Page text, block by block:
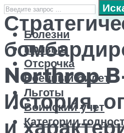
Болезни
Призыв
Отсрочка
Военный билет
Льготы
Воинский учет
Категории
Northrop
История,
и